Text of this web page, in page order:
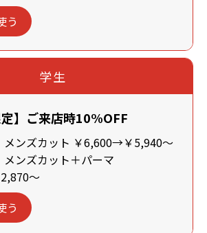
う
学生
定】ご来店時10%OFF
メンズカット ￥6,600→￥5,940～
メンズカット＋パーマ
～
う